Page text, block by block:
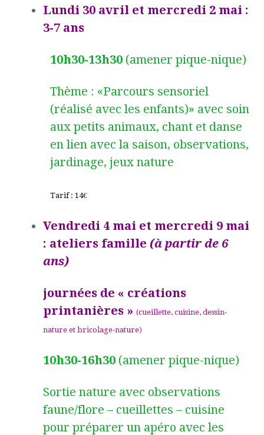
Lundi 30 avril et mercredi 2 mai :
3-7 ans
10h30-13h30 (amener pique-nique)
Thème : «Parcours sensoriel
(réalisé avec les enfants)» avec soin
aux petits animaux, chant et danse
en lien avec la saison, observations,
jardinage, jeux nature
Tarif : 14€
Vendredi 4 mai et mercredi 9 mai
: ateliers famille (à partir de 6
ans)
journées de « créations
printanières » (cueillette, cuisine, dessin-
nature et bricolage-nature)
10h30-16h30 (amener pique-nique)
Sortie nature avec observations
faune/flore – cueillettes – cuisine
pour préparer un apéro avec les